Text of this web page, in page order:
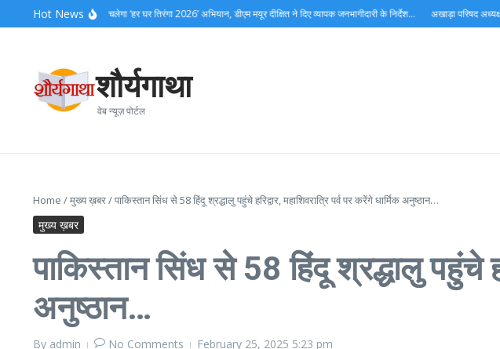
Skip to content
Hot News
अगस्त तक हरिद्वार में चलेगा ‘हर घर तिरंगा 2026’ अभियान, डीएम मयूर दीक्षित ने दिए व्यापक जनभागीदारी के निर्देश… अखाड़ा परिषद अध्यक्ष
शौर्यगाथा
वेब न्यूज़ पोर्टल
Home /मुख्य ख़बर/पाकिस्तान सिंध से 58 हिंदू श्रद्धालु पहुंचे हरिद्वार, महाशिवरात्रि पर्व पर करेंगे धार्मिक अनुष्ठान…
मुख्य ख़बर
पाकिस्तान सिंध से 58 हिंदू श्रद्धालु पहुंचे
अनुष्ठान…
By admin No Comments February 25, 2025 5:23 pm